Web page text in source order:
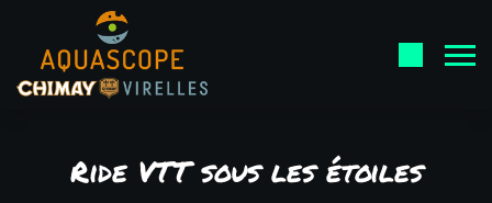
Ride VTT sous les étoiles